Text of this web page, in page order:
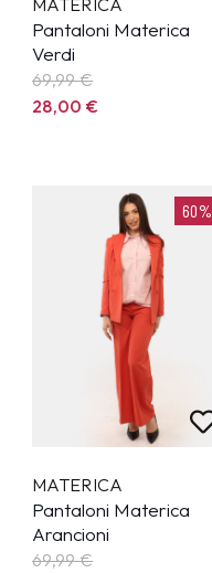
MATERICA
Pantaloni Materica
Verdi
69,99€
28,00€
60%
MATERICA
Pantaloni Materica
Arancioni
69,99€